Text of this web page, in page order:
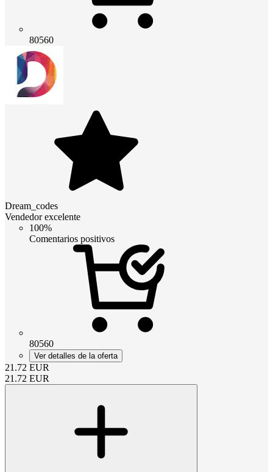
80560
Dream_codes
Vendedor excelente
100%
Comentarios positivos
80560
Ver detalles de la oferta
21.72 EUR
21.72 EUR